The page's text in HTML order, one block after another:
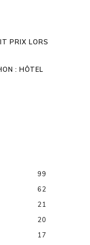
PRIX LORS
: HÔTEL
99
62
21
20
17